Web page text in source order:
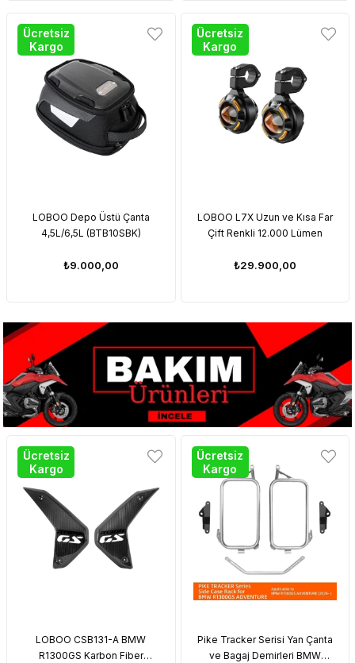
LOBOO Depo Üstü Çanta
4,5L/6,5L (BTB10SBK)
₺9.000,00
Ücretsiz
Kargo
LOBOO L7X Uzun ve Kısa Far
Çift Renkli 12.000 Lümen
₺29.900,00
Ücretsiz
Kargo
LOBOO CSB131-A BMW
R1300GS Karbon Fiber
Ücretsiz
Kargo
Pike Tracker Serisi Yan Çanta
ve Bagaj Demirleri BMW
Ücretsiz
Kargo